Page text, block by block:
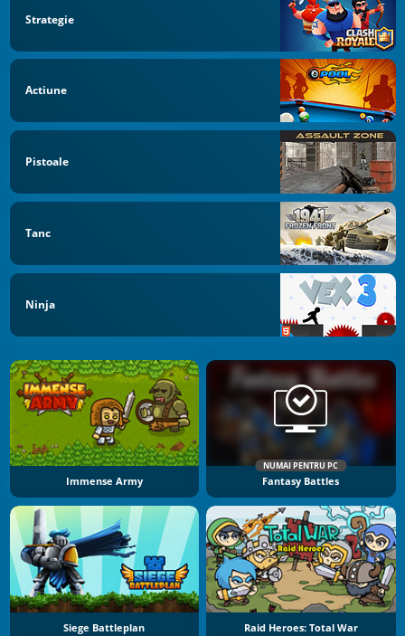
Strategie
Actiune
Pistoale
Tanc
Ninja
Immense Army
NUMAI PENTRU PC
Fantasy Battles
Siege Battleplan Raid Heroes: Total War